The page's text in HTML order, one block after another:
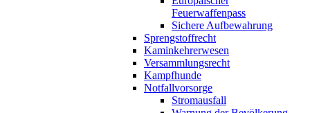
Feuerwaffenpass
Sichere Aufbewahrung
Sprengstoffrecht
Kaminkehrerwesen
Versammlungsrecht
Kampfhunde
Notfallvorsorge
Stromausfall